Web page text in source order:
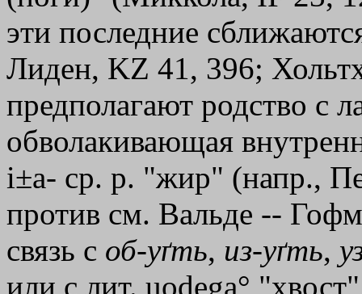
эти последние
Лиден, KZ 41, 396;
предполагают родство с
обволакивающая
і±а- ср. р. "жир" (напр.,
против см. Вальде --
связь с об-уґть, из-уґть,
или с лит. uodega°